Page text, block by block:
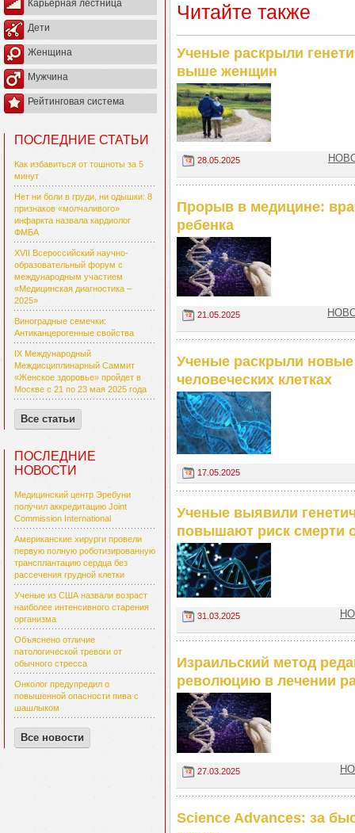
Карьерная лестница
Дети
Женщина
Мужчина
Рейтинговая система
ПОСЛЕДНИЕ СТАТЬИ
Как избавиться от тошноты за 5
минут
Нет ни боли в груди, ни одышки: 8
признаков «молчаливого»
инфаркта назвала кардиолог
ФМБА
XVII Всероссийский научно-
образовательный форум с
международным участием
«Медицинская диагностика –
2025»
Виноградные семечки:
Антиканцерогенные свойства
IX Международный
Междисциплинарный Саммит
«Женское здоровье» пройдет в
Москве с 21 по 23 мая 2025 года
Все статьи
ПОСЛЕДНИЕ
НОВОСТИ
Медицинский центр Эребуни
получил аккредитацию Joint
Commission International
Американские хирурги провели
первую полную роботизированную
трансплантацию сердца без
рассечения грудной клетки
Ученые из США назвали возраст
наиболее интенсивного старения
организма
Объяснено отличие
патологической тревоги от
обычного стресса
Онколог предупредил о
повышенной опасности пива с
шашлыком
Все новости
Читайте также
Ученые раскрыли
выше женщин
28.05.2025
Прорыв в медицине:
ребенка
21.05.2025
Ученые раскрыли
человеческих клетках
17.05.2025
Ученые выявили
повышают риск смерти
31.03.2025
Израильский метод
революцию в лечении
27.03.2025
Science Advances: за